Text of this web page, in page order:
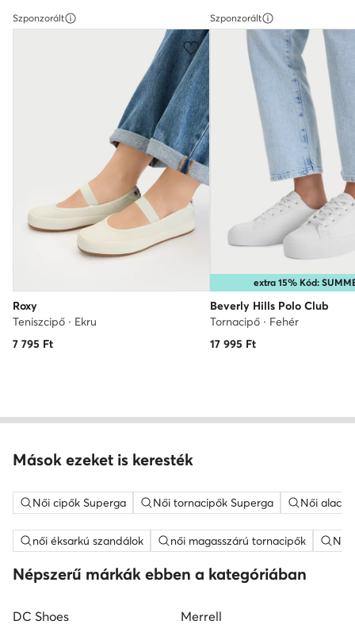
Szponzorált
Roxy
Teniszcipő · Ekru
7 795 Ft
Szponzorált
extra 15% Kód:
Beverly Hills Polo Club
Tornacipő · Fehér
17 995 Ft
Mások ezeket is keresték
Női cipők Superga Női tornacipők Superga Női
női éksarkú szandálok női magasszárú tornacipők
Népszerű márkák ebben a kategóriában
DC Shoes Merrell